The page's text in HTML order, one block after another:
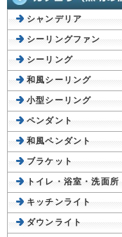
シャンデリア
シーリングファン
シーリング
和風シーリング
小型シーリング
ペンダント
和風ペンダント
ブラケット
トイレ・浴室・洗面所
キッチンライト
ダウンライト